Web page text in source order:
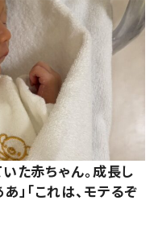
た赤ちゃん。成長し
」「これは、モテるぞ